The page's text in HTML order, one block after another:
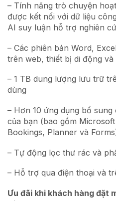
– Tính năng trò chuyện
được kết nối với dữ liệu
AI suy luận hỗ trợ nghiên
– Các phiên bản Word,
trên web, thiết bị di động và
– 1 TB dung lượng lưu trữ
dùng
– Hơn 10 ứng dụng bổ
của bạn (bao gồm
Bookings, Planner và
– Tự động lọc thư rác và
– Hỗ trợ qua điện thoại và
Ưu đãi khi khách hàng đặt